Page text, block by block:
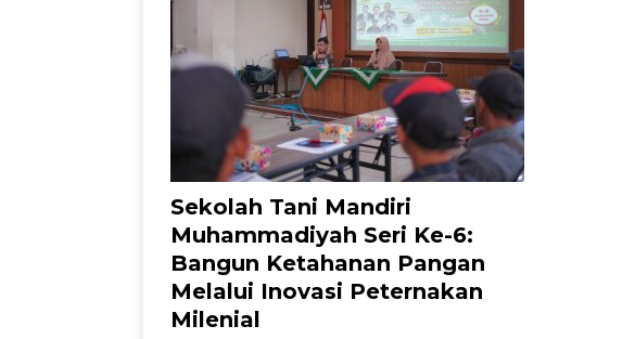
Dorong Inovasi Obat Inhalasi Berbasis Herbal
Sekolah Tani Mandiri
Muhammadiyah Seri Ke-6:
Bangun Ketahanan Pangan
Melalui Inovasi Peternakan
Milenial